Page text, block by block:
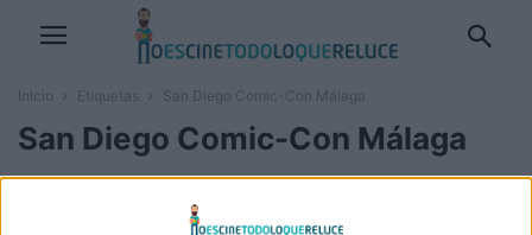
Inicio Etiquetas San Diego Comic-Con Málaga
San Diego Comic-Con Málaga
reúne a Elijah Wood y Sean Astin